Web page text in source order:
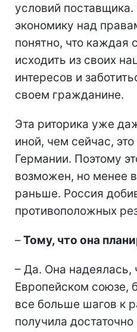
условий поставщика.
экономику над
понятно, что каждая
исходить из своих
интересов и
своем гражданине.
Эта риторика уже
иной, чем сейчас,
Германии. Поэтому
возможен, но менее
раньше. Россия
противоположных
–Тому, что она
– Да. Она надеялась,
Европейском союзе,
все больше шагов к
получила